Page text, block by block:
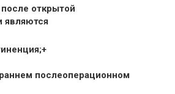
открытой
являются
послеоперационном